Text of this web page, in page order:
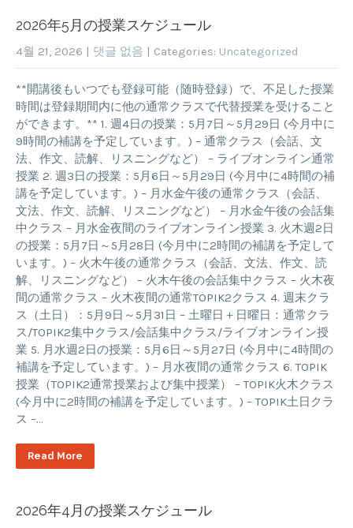
2026年5月の授業スケジュール
4월 21, 2026 | 댓글 없음 | Categories: Uncategorized
**開講後もいつでも登録可能（随時登録）で、不足した授業
時間は登録期間内に他の通常クラスで代替授業を受けること
ができます。** 1. 週4日の授業：5月7日～5月29日 (今月中に
9時間の補講を予定しています。) – 通常クラス（会話、文
法、作文、読解、リスニングなど） – ライブオンライン通常
授業 2. 週3日の授業：5月6日～5月29日 (今月中に4時間の補
講を予定しています。) – 月水金午後の通常クラス（会話、
文法、作文、読解、リスニングなど） – 月水金午後の会話集
中クラス – 月水金夜間のライブオンライン授業 3. 火木週2日
の授業：5月7日～5月28日 (今月中に2時間の補講を予定して
います。) – 火木午後の通常クラス（会話、文法、作文、読
解、リスニングなど） – 火木午後の会話集中クラス – 火木夜
間の通常クラス – 火木夜間の通常TOPIK2クラス 4. 週末クラ
ス（土日）：5月9日～5月31日 – 土曜日＋日曜日：通常クラ
ス/TOPIK2集中クラス/会話集中クラス/ライブオンライン授
業 5. 月水週2日の授業：5月6日～5月27日 (今月中に4時間の
補講を予定しています。) – 月水夜間の通常クラス 6. TOPIK
授業（TOPIK2通常授業および集中授業） – TOPIK火木クラス
(今月中に2時間の補講を予定しています。) – TOPIK土日クラ
ス –…
Read More
2026年4月の授業スケジュール